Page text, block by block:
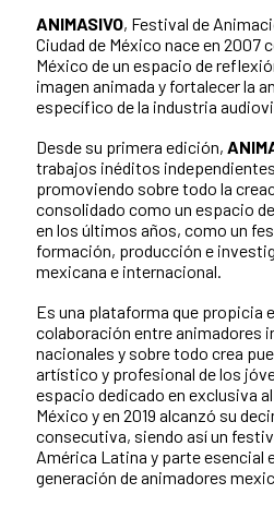
ANIMASIVO, Festival de
Ciudad de México nace en 2007
México de un espacio de
imagen animada y fortalecer la
específico de la industria
Desde su primera edición,
trabajos inéditos
promoviendo sobre todo la
consolidado como un espacio
en los últimos años, como un
formación, producción e
mexicana e internacional.
Es una plataforma que propicia
colaboración entre animadores
nacionales y sobre todo crea
artístico y profesional de los
espacio dedicado en exclusiva
México y en 2019 alcanzó su
consecutiva, siendo así un
América Latina y parte esencial
generación de animadores